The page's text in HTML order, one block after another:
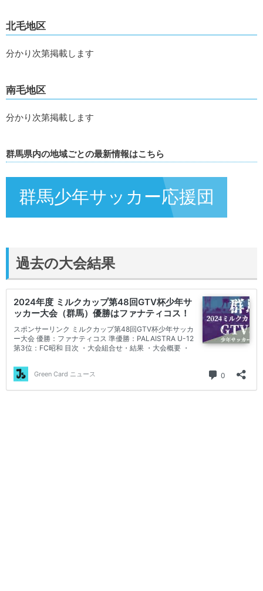
北毛地区
分かり次第掲載します
南毛地区
分かり次第掲載します
群馬県内の地域ごとの最新情報はこちら
群馬少年サッカー応援団
過去の大会結果